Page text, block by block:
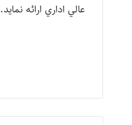
عالي اداري ارائه نمايد.